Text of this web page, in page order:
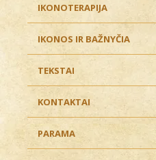
IKONOTERAPIJA
IKONOS IR BAŽNYČIA
TEKSTAI
KONTAKTAI
PARAMA